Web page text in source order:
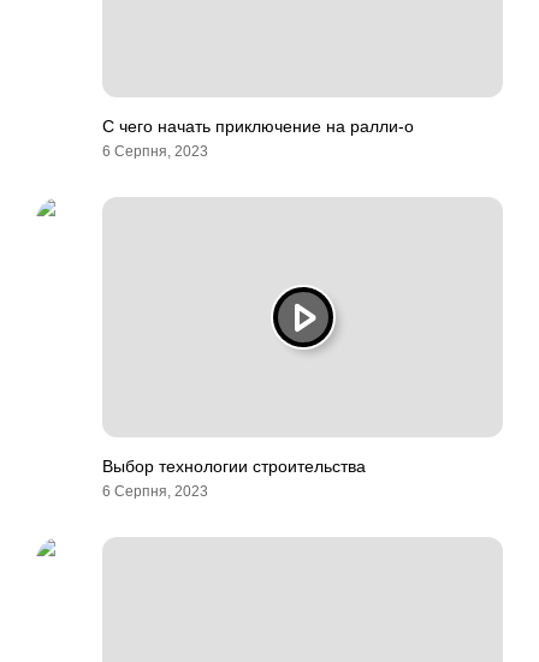
С чего начать приключение на ралли-о
6 Серпня, 2023
Выбор технологии строительства
6 Серпня, 2023